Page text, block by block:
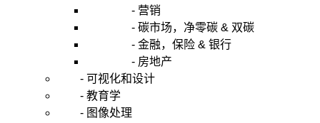
- 营销
- 碳市场，净零碳 & 双碳
- 金融，保险 & 银行
- 房地产
- 可视化和设计
- 教育学
- 图像处理